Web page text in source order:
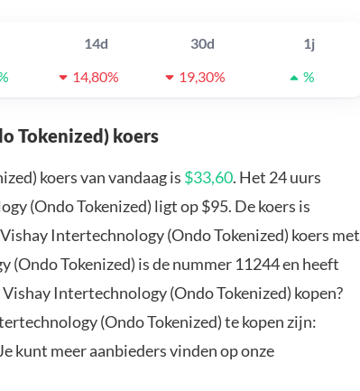
14d 30d
1j
14,80% 19,30% %
Tokenized) koers
koers van vandaag is $33,60. Het 24 uurs
(Ondo Tokenized) ligt op $95. De koers is
Intertechnology (Ondo Tokenized) koers met
(Ondo Tokenized) is de nummer 11244 en heeft
Intertechnology (Ondo Tokenized) kopen?
(Ondo Tokenized) te kopen zijn:
kunt meer aanbieders vinden op onze